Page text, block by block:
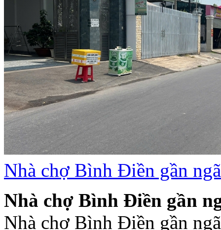
Nhà chợ Bình Điền gần
Nhà chợ Bình Điền gần
Nhà chợ Bình Điền gần